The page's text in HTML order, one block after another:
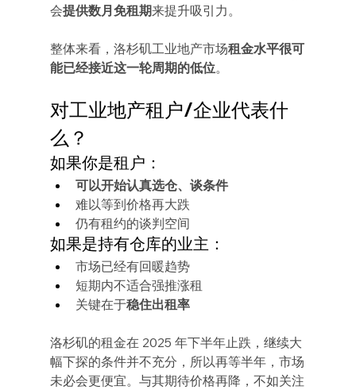
会提供数月免租期来提升吸引力。
整体来看，洛杉矶工业地产市场租金水平很可
能已经接近这一轮周期的低位。
对工业地产租户/企业代表什
么？
如果你是租户：
可以开始认真选仓、谈条件
难以等到价格再大跌
仍有租约的谈判空间
如果是持有仓库的业主：
市场已经有回暖趋势
短期内不适合强推涨租
关键在于稳住出租率
洛杉矶的租金在 2025 年下半年止跌，继续大
幅下探的条件并不充分，所以再等半年，市场
未必会更便宜。与其期待价格再降，不如关注